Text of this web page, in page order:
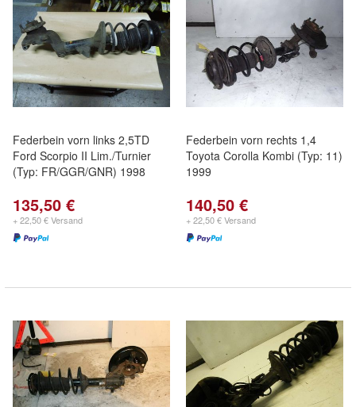
Federbein vorn links 2,5TD
Ford Scorpio II Lim./Turnier
(Typ: FR/GGR/GNR) 1998
135,50 €
+ 22,50 € Versand
Federbein vorn rechts 1,4
Toyota Corolla Kombi (Typ: 11)
1999
140,50 €
+ 22,50 € Versand